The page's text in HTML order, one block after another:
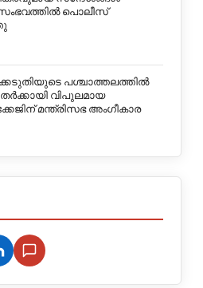
സംഭവത്തിൽ പൊലീസ്
പശ്ചാത്തലത്തിൽ
വിപുലമായ
മന്ത്രിസഭ അംഗീകാര